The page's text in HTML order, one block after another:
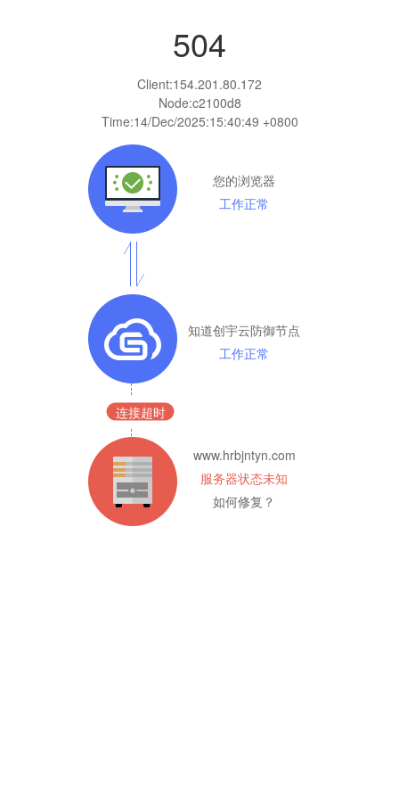
504
Client:154.201.80.172
Node:c2100d8
Time:14/Dec/2025:15:40:49 +0800
您的浏览器
工作正常
知道创宇云防御节点
工作正常
连接超时
www.hrbjntyn.com
服务器状态未知
如何修复？